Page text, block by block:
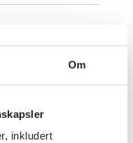
Om
inkludert
2018